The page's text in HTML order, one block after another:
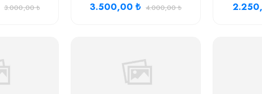
3.000,00 ₺ 3.500,00 ₺ 4.000,00 ₺